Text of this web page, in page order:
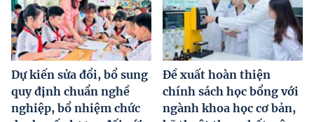
Dự kiến sửa đổi, bổ sung
quy định chuẩn nghề
nghiệp, bổ nhiệm chức
Đề xuất hoàn thiện
chính sách học bổng với
ngành khoa học cơ bản,